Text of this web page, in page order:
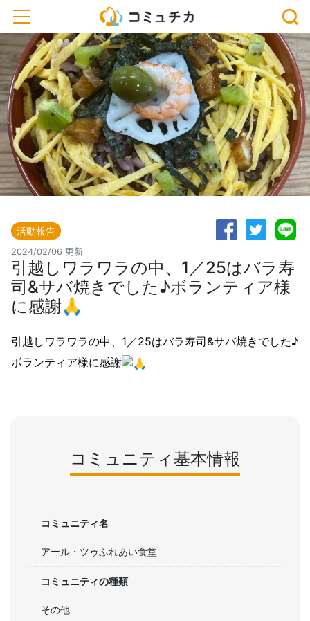
toggle navigation
活動報告
2024/02/06 更新
引越しワラワラの中、1／25はバラ寿
司&サバ焼きでした♪ボランティア様
に感謝🙏
引越しワラワラの中、1／25はバラ寿司&サバ焼きでした♪
ボランティア様に感謝
コミュニティ基本情報
コミュニティ名
アール・ツゥふれあい食堂
コミュニティの種類
その他